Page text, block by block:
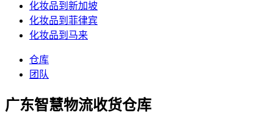
化妆品到新加坡
化妆品到菲律宾
化妆品到马来
仓库
团队
广东智慧物流收货仓库